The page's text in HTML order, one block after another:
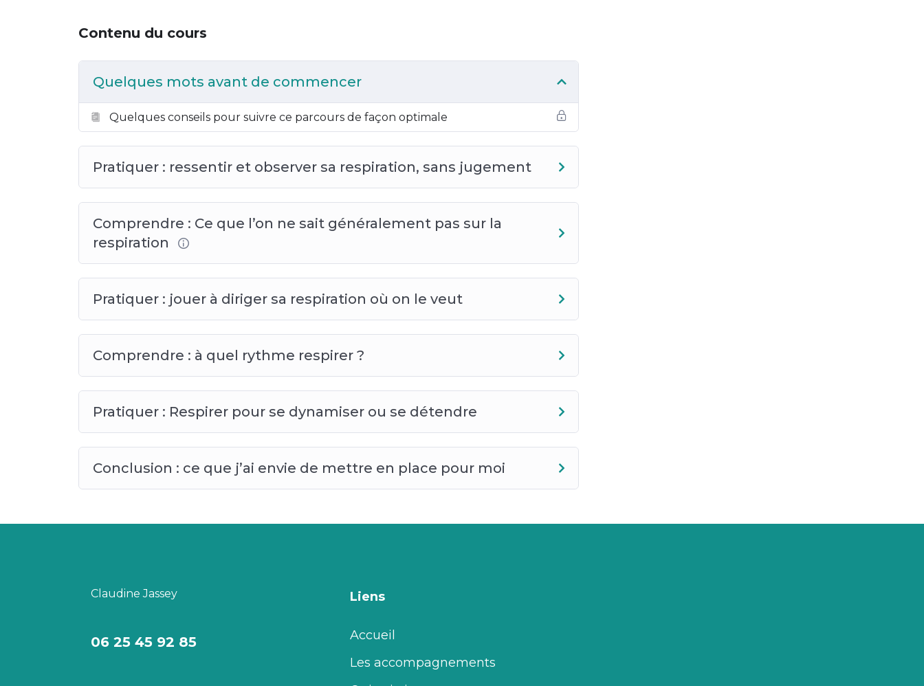
Contenu du cours
Quelques mots avant de commencer
Quelques conseils pour suivre ce parcours de façon optimale
Pratiquer : ressentir et observer sa respiration, sans jugement
Comprendre : Ce que l’on ne sait généralement pas sur la
respiration
Pratiquer : jouer à diriger sa respiration où on le veut
Comprendre : à quel rythme respirer ?
Pratiquer : Respirer pour se dynamiser ou se détendre
Conclusion : ce que j’ai envie de mettre en place pour moi
Claudine Jassey
06 25 45 92 85
Liens
Accueil
Les accompagnements